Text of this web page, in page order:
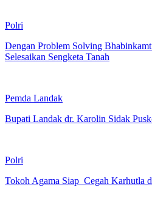
Polri
Dengan Problem Solving
Selesaikan Sengketa Tanah
Pemda Landak
Bupati Landak dr. Karolin Sidak
Polri
Tokoh Agama Siap Cegah Karhutla